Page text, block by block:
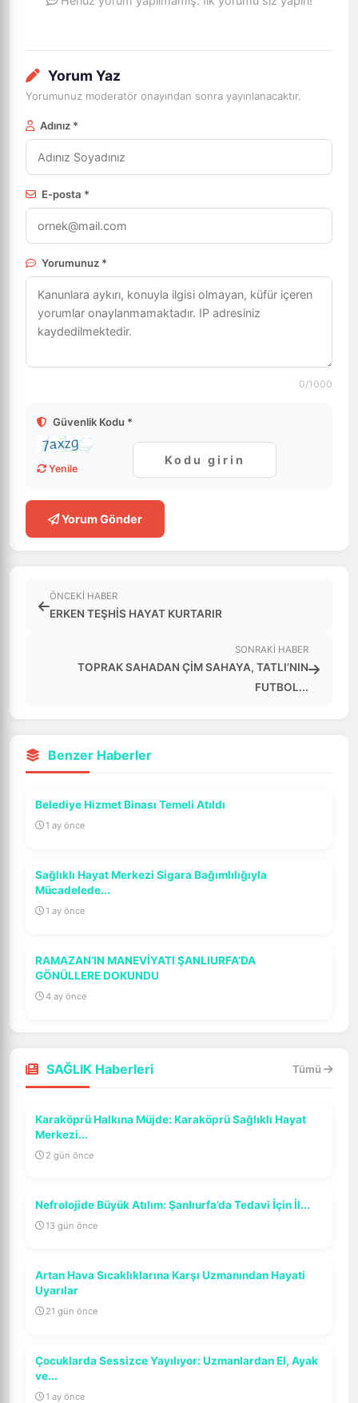
Yorum Yaz
Yorumunuz moderatör onayından sonra yayınlanacaktır.
Adınız *
E-posta *
Yorumunuz *
0/1000
Güvenlik Kodu *
Yenile
Yorum Gönder
ÖNCEKI HABER
ERKEN TEŞHİS HAYAT KURTARIR
SONRAKI HABER
TOPRAK SAHADAN ÇİM SAHAYA, TATLI’NIN
FUTBOL...
Benzer Haberler
Belediye Hizmet Binası Temeli Atıldı
1 ay önce
Sağlıklı Hayat Merkezi Sigara Bağımlılığıyla
Mücadelede...
1 ay önce
RAMAZAN’IN MANEVİYATI ŞANLIURFA’DA
GÖNÜLLERE DOKUNDU
4 ay önce
SAĞLIK Haberleri Tümü
Karaköprü Halkına Müjde: Karaköprü Sağlıklı Hayat
Merkezi...
2 gün önce
Nefrolojide Büyük Atılım: Şanlıurfa’da Tedavi İçin İl...
13 gün önce
Artan Hava Sıcaklıklarına Karşı Uzmanından Hayati
Uyarılar
21 gün önce
Çocuklarda Sessizce Yayılıyor: Uzmanlardan El, Ayak
ve...
1 ay önce